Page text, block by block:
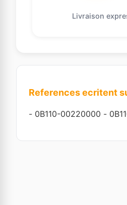
Livraison
References ecritent
- 0B110-00220000 -